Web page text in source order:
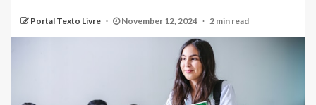
Portal Texto Livre November 12, 2024 2 min read